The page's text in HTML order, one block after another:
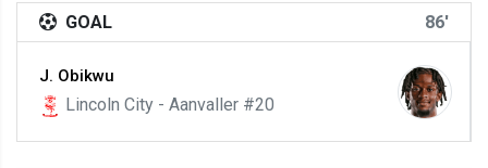
GOAL 86'
J. Obikwu
Lincoln City - Aanvaller #20